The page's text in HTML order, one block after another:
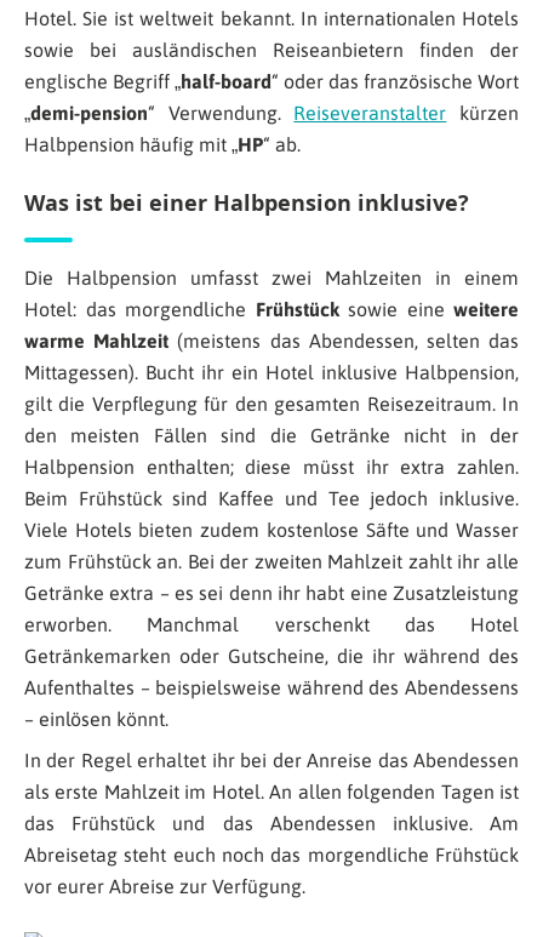
Hotel. Sie ist weltweit bekannt. In internationalen Hotels
sowie bei ausländischen Reiseanbietern finden der
englische Begriff „half-board “ oder das französische Wort
„demi-pension“ Verwendung. Reiseveranstalter kürzen
Halbpension häufig mit „HP“ ab.
Was ist bei einer Halbpension inklusive?
Die Halbpension umfasst zwei Mahlzeiten in einem
Hotel: das morgendliche Frühstücksowie eine weitere
warme Mahlzeit (meistens das Abendessen, selten das
Mittagessen). Bucht ihr ein Hotel inklusive Halbpension,
gilt die Verpflegung für den gesamten Reisezeitraum. In
den meisten Fällen sind die Getränke nicht in der
Halbpension enthalten; diese müsst ihr extra zahlen.
Beim Frühstück sind Kaffee und Tee jedoch inklusive.
Viele Hotels bieten zudem kostenlose Säfte und Wasser
zum Frühstück an. Bei der zweiten Mahlzeit zahlt ihr alle
Getränke extra – es sei denn ihr habt eine Zusatzleistung
erworben. Manchmal verschenkt das Hotel
Getränkemarken oder Gutscheine, die ihr während des
Aufenthaltes – beispielsweise während des Abendessens
– einlösen könnt.
In der Regel erhaltet ihr bei der Anreise das Abendessen
als erste Mahlzeit im Hotel. An allen folgenden Tagen ist
das Frühstück und das Abendessen inklusive. Am
Abreisetag steht euch noch das morgendliche Frühstück
vor eurer Abreise zur Verfügung.